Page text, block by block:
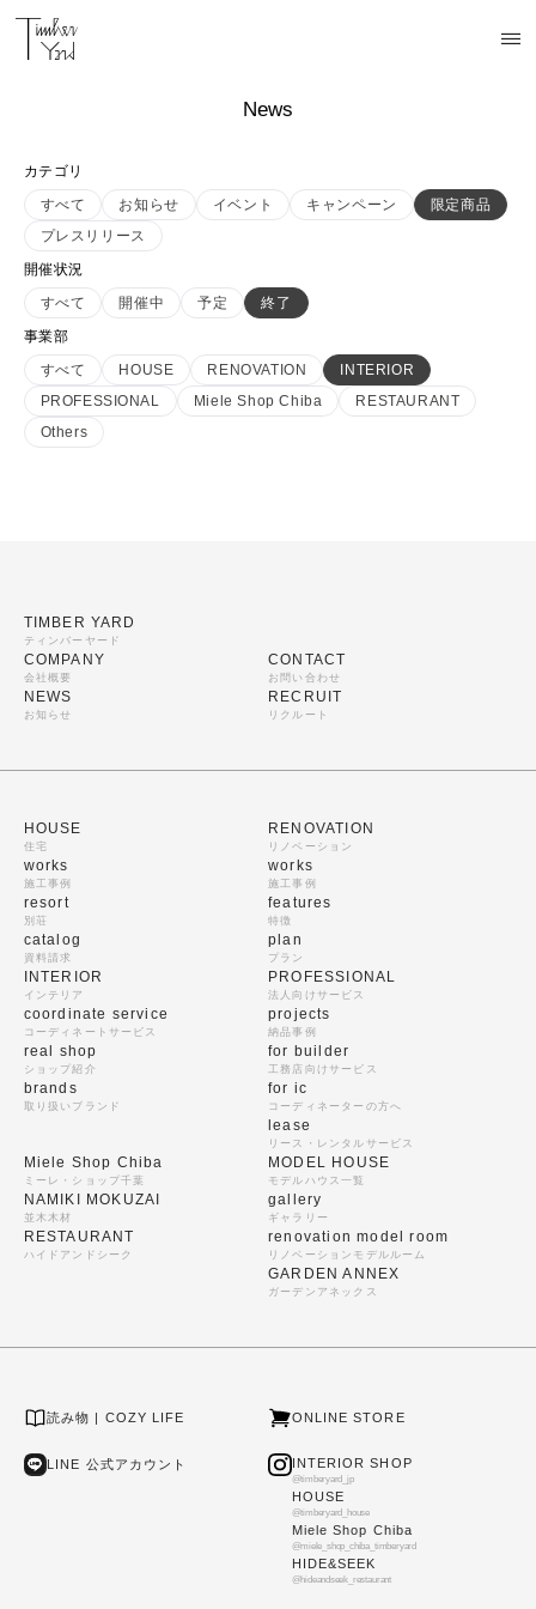
News
カテゴリ
すべて
お知らせ イベント キャンペーン
限定商品
プレスリリース
開催状況
すべて
開催中 予定
終了
事業部
すべて
HOUSE RENOVATION
INTERIOR
PROFESSIONAL
Miele Shop Chiba
RESTAURANT
Others
TIMBER YARD
ティンバーヤード
COMPANY
会社概要
NEWS
お知らせ
CONTACT
お問い合わせ
RECRUIT
リクルート
HOUSE
住宅
works
施工事例
resort
別荘
catalog
資料請求
RENOVATION
リノベーション
works
施工事例
features
特徴
plan
プラン
INTERIOR
インテリア
coordinate service
コーディネートサービス
real shop
ショップ紹介
brands
取り扱いブランド
PROFESSIONAL
法人向けサービス
projects
納品事例
for builder
工務店向けサービス
for ic
コーディネーターの方へ
lease
リース・レンタルサービス
Miele Shop Chiba
ミーレ・ショップ千葉
NAMIKI MOKUZAI
並木木材
RESTAURANT
ハイドアンドシーク
MODEL HOUSE
モデルハウス一覧
gallery
ギャラリー
renovation model room
リノベーションモデルルーム
GARDEN ANNEX
ガーデンアネックス
読み物 | COZY LIFE ONLINE STORE
LINE 公式アカウント INTERIOR SHOP
@timberyard_jp
HOUSE
@timberyard_house
Miele Shop Chiba
@miele_shop_chiba_timberyard
HIDE&SEEK
@hideandseek_restaurant